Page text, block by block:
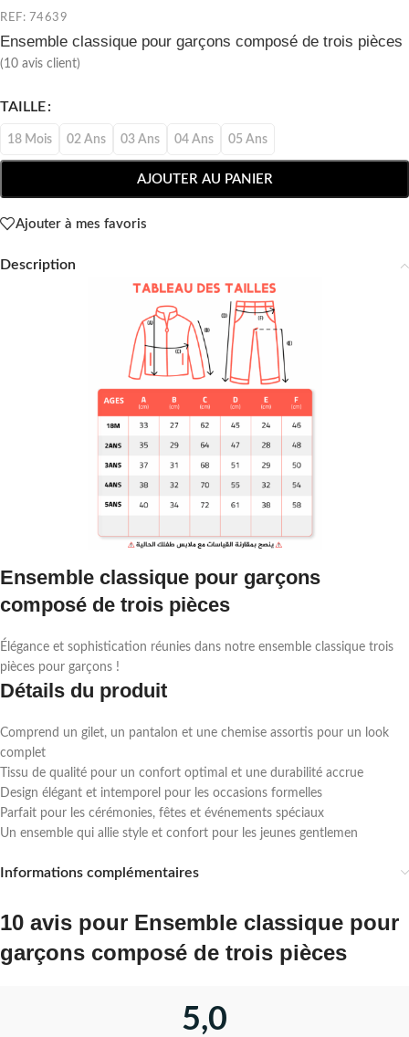
REF: 74639
Ensemble classique pour garçons composé de trois pièces
(10 avis client)
TAILLE
18 Mois 02 Ans 03 Ans 04 Ans 05 Ans
AJOUTER AU PANIER
Ajouter à mes favoris
Description
Ensemble classique pour garçons
composé de trois pièces
Élégance et sophistication réunies dans notre ensemble classique trois
pièces pour garçons !
Détails du produit
Comprend un gilet, un pantalon et une chemise assortis pour un look
complet
Tissu de qualité pour un confort optimal et une durabilité accrue
Design élégant et intemporel pour les occasions formelles
Parfait pour les cérémonies, fêtes et événements spéciaux
Un ensemble qui allie style et confort pour les jeunes gentlemen
Informations complémentaires
10 avis pour Ensemble classique pour
garçons composé de trois pièces
5,0